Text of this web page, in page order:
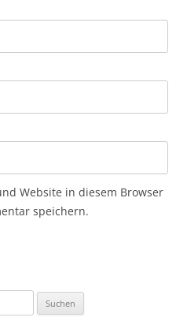
Website in diesem Browser
speichern.